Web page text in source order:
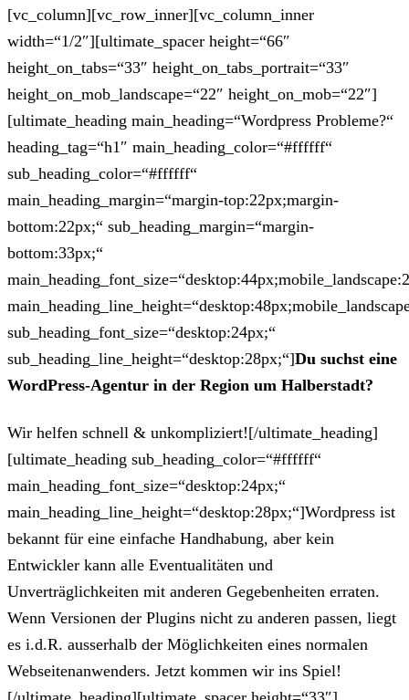
[vc_column][vc_row_inner][vc_column_inner
width=“1/2″][ultimate_spacer height=“66″
height_on_tabs=“33″ height_on_tabs_portrait=“33″
height_on_mob_landscape=“22″ height_on_mob=“22″]
[ultimate_heading main_heading=“Wordpress Probleme?“
heading_tag=“h1″ main_heading_color=“#ffffff“
sub_heading_color=“#ffffff“
main_heading_margin=“margin-top:22px;margin-
bottom:22px;“ sub_heading_margin=“margin-
bottom:33px;“
sub_heading_font_size=“desktop:24px;“
sub_heading_line_height=“desktop:28px;“]Du suchst eine
WordPress-Agentur in der Region um Halberstadt?
Wir helfen schnell & unkompliziert![/ultimate_heading]
[ultimate_heading sub_heading_color=“#ffffff“
main_heading_font_size=“desktop:24px;“
main_heading_line_height=“desktop:28px;“]Wordpress ist
bekannt für eine einfache Handhabung, aber kein
Entwickler kann alle Eventualitäten und
Unverträglichkeiten mit anderen Gegebenheiten erraten.
Wenn Versionen der Plugins nicht zu anderen passen, liegt
es i.d.R. ausserhalb der Möglichkeiten eines normalen
Webseitenanwenders. Jetzt kommen wir ins Spiel!